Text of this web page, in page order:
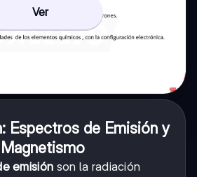
Ver
Espectros de Emisión y
Magnetismo
emisión son la radiación